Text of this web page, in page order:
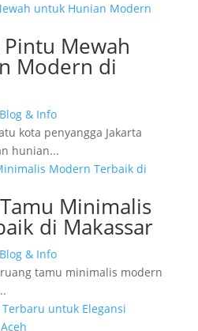
Mewah
Modern di
Blog & Info
kota penyangga Jakarta
hunian...
Minimalis
di Makassar
Blog & Info
tamu minimalis modern